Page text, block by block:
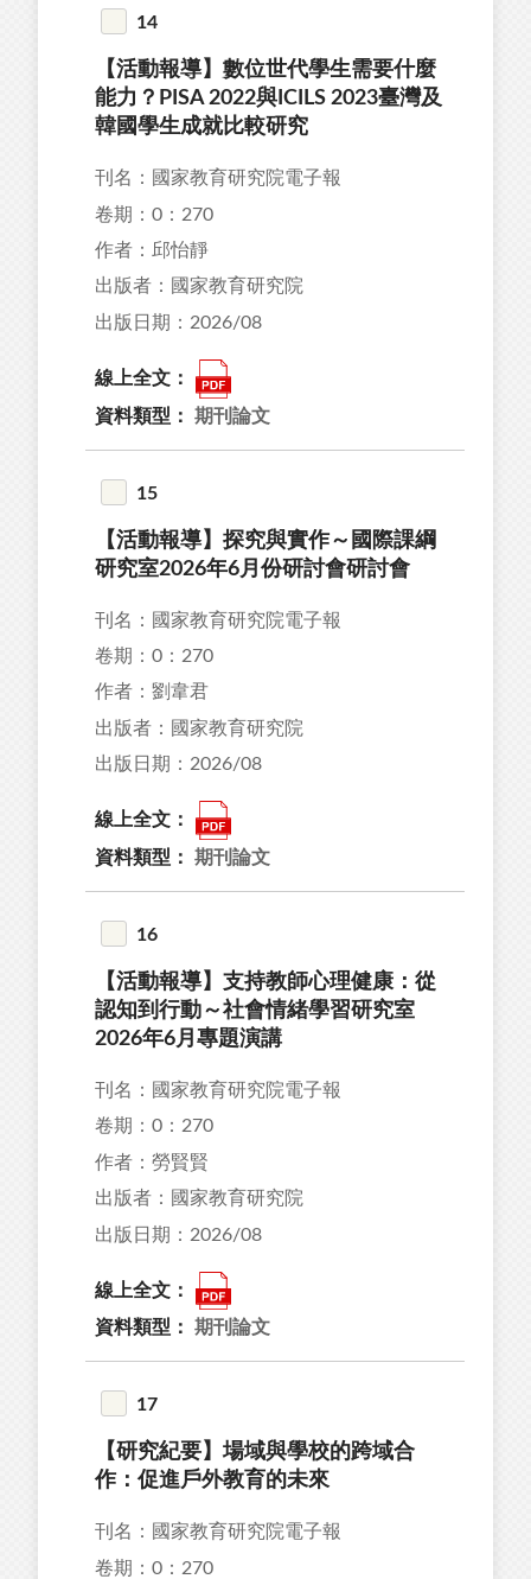
14
【活動報導】數位世代學生需要什麼
能力？PISA 2022與ICILS 2023臺灣及
韓國學生成就比較研究
刊名：國家教育研究院電子報
卷期：0：270
作者：邱怡靜
出版者：國家教育研究院
出版日期：2026/08
線上全文：
資料類型： 期刊論文
15
【活動報導】探究與實作～國際課綱
研究室2026年6月份研討會研討會
刊名：國家教育研究院電子報
卷期：0：270
作者：劉韋君
出版者：國家教育研究院
出版日期：2026/08
線上全文：
資料類型： 期刊論文
16
【活動報導】支持教師心理健康：從
認知到行動～社會情緒學習研究室
2026年6月專題演講
刊名：國家教育研究院電子報
卷期：0：270
作者：勞賢賢
出版者：國家教育研究院
出版日期：2026/08
線上全文：
資料類型： 期刊論文
17
【研究紀要】場域與學校的跨域合
作：促進戶外教育的未來
刊名：國家教育研究院電子報
卷期：0：270